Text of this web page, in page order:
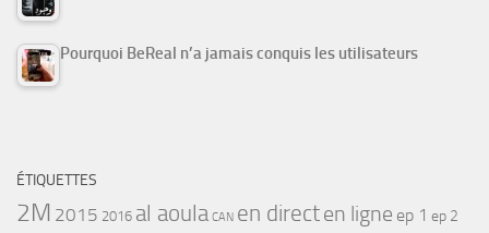
Pourquoi BeReal n’a jamais conquis les utilisateurs
ÉTIQUETTES
2M 2015 2016 al aoula CAN en directen ligne ep 1 ep 2